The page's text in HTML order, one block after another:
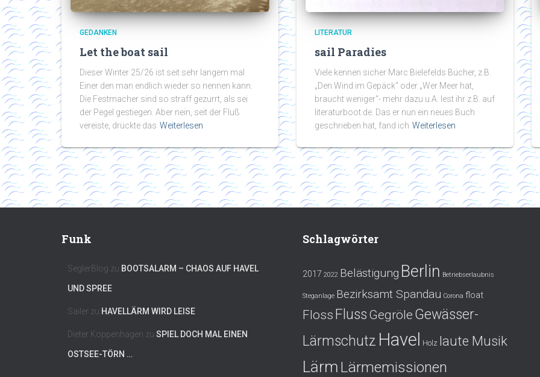
GEDANKEN
Let the boat sail
Dieser Winter 25/26 ist seit sehr langem mal
Einer den man endlich wieder so nennen kann.
Die Festmacher sind so straff gezurrt, als sei
der Pegel gestiegen. Aber nein, seit der Fluß
vereiste, drückte das Weiterlesen
LITERATUR
sail Paradies
Viele kennen sicher Marc Bielefelds Bücher, z.B.
„Den Wind im Gepäck“ oder „Wer Meer hat,
braucht weniger“- mehr dazu u.A. lest ihr z.B. auf
literaturboot.de. Das er nun ein neues Buch
geschrieben hat, fand ich Weiterlesen
Funk
SeglerBlog zu BOOTSALARM – CHAOS AUF HAVEL
UND SPREE
Sailer zu HAVELLÄRM WIRD LEISE
Dieter Koppenhagen zu SPIEL DOCH MAL EINEN
OSTSEE-TÖRN …
Schlagwörter
2017 2022 Belästigung Berlin Betriebserlaubnis
Steganlage Bezirksamt Spandau Corona float
Floss Fluss Gegröle Gewässer-
Lärmschutz Havel Holz laute Musik
Lärm Lärmemissionen